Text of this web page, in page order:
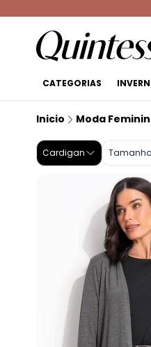
CATEGORIAS
Inicio Moda
Cardigan Tamanho